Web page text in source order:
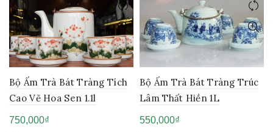
Bộ Ấm Trà Bát Tràng Tích
Cao Vẽ Hoa Sen 1.1l
750,000₫
Bộ Ấm Trà Bát Tràng Trúc
Lâm Thất Hiền 1L
550,000₫